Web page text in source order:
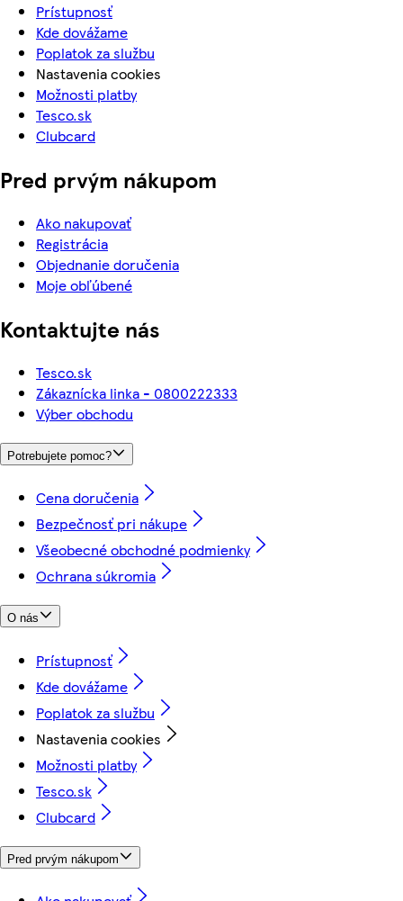
Prístupnosť
Kde dovážame
Poplatok za službu
Nastavenia cookies
Možnosti platby
Tesco.sk
Clubcard
Pred prvým nákupom
Ako nakupovať
Registrácia
Objednanie doručenia
Moje obľúbené
Kontaktujte nás
Tesco.sk
Zákaznícka linka - 0800222333
Výber obchodu
Potrebujete pomoc?
Cena doručenia
Bezpečnosť pri nákupe
Všeobecné obchodné podmienky
Ochrana súkromia
O nás
Prístupnosť
Kde dovážame
Poplatok za službu
Nastavenia cookies
Možnosti platby
Tesco.sk
Clubcard
Pred prvým nákupom